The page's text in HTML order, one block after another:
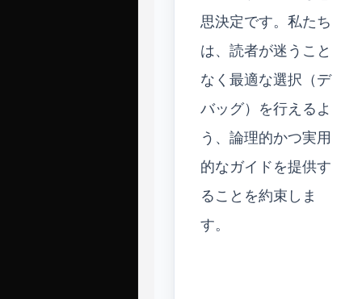
思決定です。私たち
は、読者が迷うこと
なく最適な選択（デ
バッグ）を行えるよ
う、論理的かつ実用
的なガイドを提供す
ることを約束しま
す。